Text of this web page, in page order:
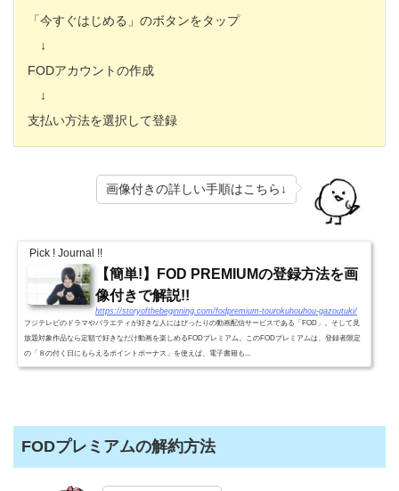
「今すぐはじめる」のボタンをタップ
↓
FODアカウントの作成
↓
支払い方法を選択して登録
画像付きの詳しい手順はこちら↓
Pick ! Journal !!
【簡単!】FOD PREMIUMの登録方法を画
像付きで解説!!
https://storyofthebeginning.com/fodpremium-tourokuhouhou-gazoutuki/
フジテレビのドラマやバラエティが好きな人にはぴったりの動画配信サービスである「FOD」。そして見
放題対象作品なら定額で好きなだけ動画を楽しめるFODプレミアム。このFODプレミアムは、登録者限定
の「８の付く日にもらえるポイントボーナス」を使えば、電子書籍も...
FODプレミアムの解約方法